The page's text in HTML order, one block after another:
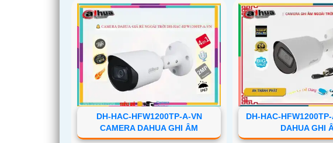
DH-HAC-HFW1200TP-A-VN
CAMERA DAHUA GHI ÂM
DH-HAC-
DAHUA GHI